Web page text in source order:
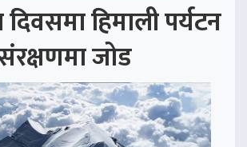
हिमाली पर्यटन
संरक्षणमा जोड